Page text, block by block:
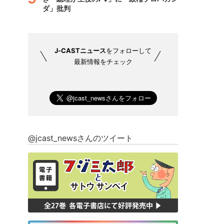
ダ」批判
J-CASTニュースをフォローして
最新情報をチェック
@jcast_newsさんのツイート